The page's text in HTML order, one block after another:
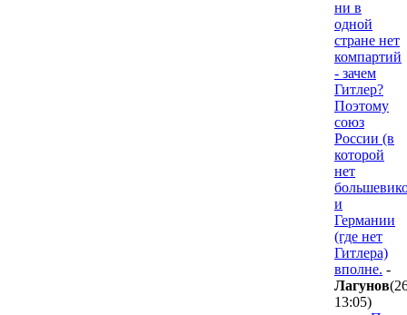
ни в
одной
стране нет
компартий
- зачем
Гитлер?
Поэтому
союз
России (в
которой
нет
и
Германии
(где нет
Гитлера)
вполне. -
Лaгyнoв
13:05)